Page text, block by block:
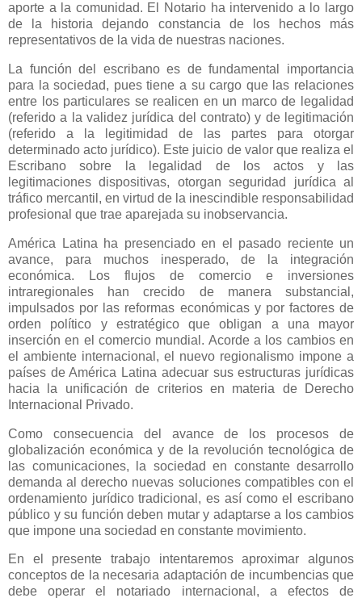
aporte a la comunidad. El Notario ha intervenido a lo largo
de la historia dejando constancia de los hechos más
representativos de la vida de nuestras naciones.
La función del escribano es de fundamental importancia
para la sociedad, pues tiene a su cargo que las relaciones
entre los particulares se realicen en un marco de legalidad
(referido a la validez jurídica del contrato) y de legitimación
(referido a la legitimidad de las partes para otorgar
determinado acto jurídico). Este juicio de valor que realiza el
Escribano sobre la legalidad de los actos y las
legitimaciones dispositivas, otorgan seguridad jurídica al
tráfico mercantil, en virtud de la inescindible responsabilidad
profesional que trae aparejada su inobservancia.
América Latina ha presenciado en el pasado reciente un
avance, para muchos inesperado, de la integración
económica. Los flujos de comercio e inversiones
intraregionales han crecido de manera substancial,
impulsados por las reformas económicas y por factores de
orden político y estratégico que obligan a una mayor
inserción en el comercio mundial. Acorde a los cambios en
el ambiente internacional, el nuevo regionalismo impone a
países de América Latina adecuar sus estructuras jurídicas
hacia la unificación de criterios en materia de Derecho
Internacional Privado.
Como consecuencia del avance de los procesos de
globalización económica y de la revolución tecnológica de
las comunicaciones, la sociedad en constante desarrollo
demanda al derecho nuevas soluciones compatibles con el
ordenamiento jurídico tradicional, es así como el escribano
público y su función deben mutar y adaptarse a los cambios
que impone una sociedad en constante movimiento.
En el presente trabajo intentaremos aproximar algunos
conceptos de la necesaria adaptación de incumbencias que
debe operar el notariado internacional, a efectos de